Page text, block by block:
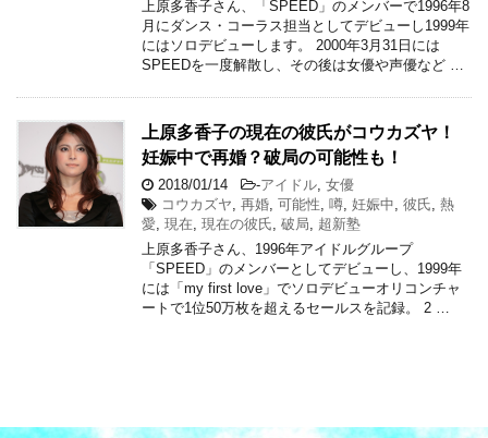
上原多香子さん、「SPEED」のメンバーで1996年8
月にダンス・コーラス担当としてデビューし1999年
にはソロデビューします。 2000年3月31日には
SPEEDを一度解散し、その後は女優や声優など …
上原多香子の現在の彼氏がコウカズヤ！
妊娠中で再婚？破局の可能性も！
2018/01/14 -アイドル 女優
コウカズヤ 再婚 可能性 噂 妊娠中 彼氏 熱
愛 現在 現在の彼氏 破局
超新塾
上原多香子さん、1996年アイドルグループ
「SPEED」のメンバーとしてデビューし、1999年
には「my first love」でソロデビューオリコンチャ
ートで1位50万枚を超えるセールスを記録。 2 …